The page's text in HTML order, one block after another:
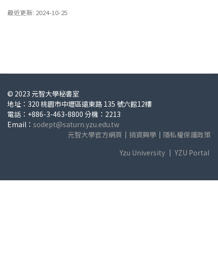
最近更新: 2024-10-25
© 2023 元智大學秘書室
地址：320 桃園市中壢區遠東路 135 號六館12樓
電話：+886-3-463-8800 分機：2213
Email： sodept@saturn.yzu.edu.tw
元智大學官方網頁 ｜ 捐資興學 ｜ 隱私權保護政策
Yzu University ｜ YZU Portal